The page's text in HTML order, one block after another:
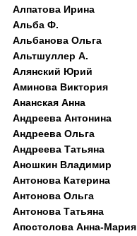
Алпатова Ирина
Альба Ф.
Альбанова Ольга
Альтшуллер А.
Алянский Юрий
Аминова Виктория
Ананская Анна
Андреева Антонина
Андреева Ольга
Андреева Татьяна
Аношкин Владимир
Антонова Катерина
Антонова Ольга
Антонова Татьяна
Апостолова Анна-Мария